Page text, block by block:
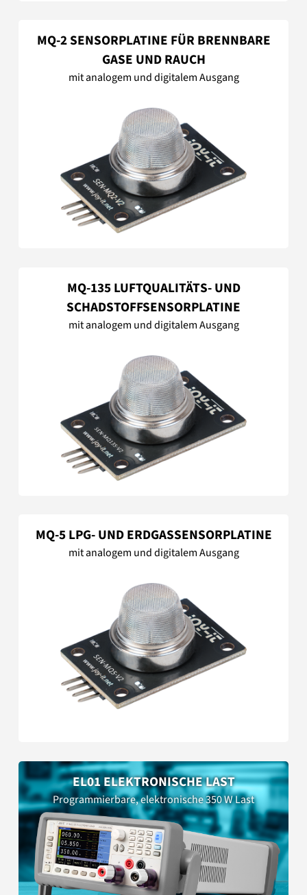
MQ-2 SENSORPLATINE FÜR BRENNBARE
GASE UND RAUCH
mit analogem und digitalem Ausgang
MQ-135 LUFTQUALITÄTS- UND
SCHADSTOFFSENSORPLATINE
mit analogem und digitalem Ausgang
MQ-5 LPG- UND ERDGASSENSORPLATINE
mit analogem und digitalem Ausgang
EL01 ELEKTRONISCHE LAST
Programmierbare, elektronische 350 W Last